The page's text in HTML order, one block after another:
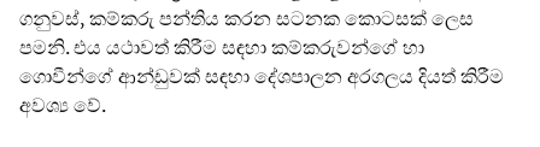
ගනුවස්, කම්කරු පන්තිය කරන සටනක කොටසක් ලෙස
පමනි. එය යථාවත් කිරීම සඳහා කම්කරුවන්ගේ හා
ගොවීන්ගේ ආන්ඩුවක් සඳහා දේශපාලන අරගලය දියත් කිරීම
අවශ්‍ය වේ.